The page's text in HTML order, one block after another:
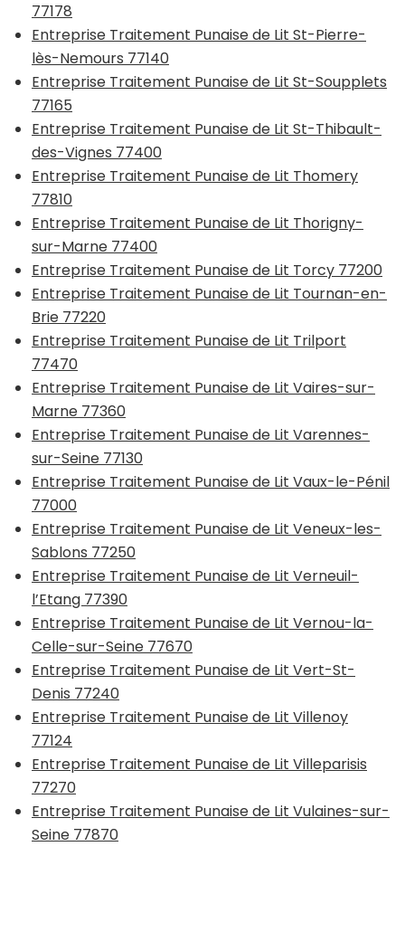
77178
Entreprise Traitement Punaise de Lit St-Pierre-
lès-Nemours 77140
Entreprise Traitement Punaise de Lit St-Soupplets
77165
Entreprise Traitement Punaise de Lit St-Thibault-
des-Vignes 77400
Entreprise Traitement Punaise de Lit Thomery
77810
Entreprise Traitement Punaise de Lit Thorigny-
sur-Marne 77400
Entreprise Traitement Punaise de Lit Torcy 77200
Entreprise Traitement Punaise de Lit Tournan-en-
Brie 77220
Entreprise Traitement Punaise de Lit Trilport
77470
Entreprise Traitement Punaise de Lit Vaires-sur-
Marne 77360
Entreprise Traitement Punaise de Lit Varennes-
sur-Seine 77130
Entreprise Traitement Punaise de Lit Vaux-le-Pénil
77000
Entreprise Traitement Punaise de Lit Veneux-les-
Sablons 77250
Entreprise Traitement Punaise de Lit Verneuil-
l’Etang 77390
Entreprise Traitement Punaise de Lit Vernou-la-
Celle-sur-Seine 77670
Entreprise Traitement Punaise de Lit Vert-St-
Denis 77240
Entreprise Traitement Punaise de Lit Villenoy
77124
Entreprise Traitement Punaise de Lit Villeparisis
77270
Entreprise Traitement Punaise de Lit Vulaines-sur-
Seine 77870